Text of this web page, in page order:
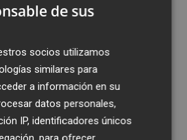
de sus
socios utilizamos
similares para
a información en su
datos personales,
IP, identificadores únicos